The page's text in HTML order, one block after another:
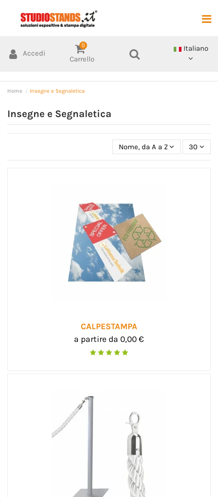
Accedi
0
Carrello
Italiano
Home Insegne e Segnaletica
Insegne e Segnaletica
Nome, da A a Z 30
CALPESTAMPA
a partire da 0,00 €